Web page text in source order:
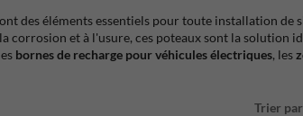
des éléments essentiels pour toute installation de
corrosion et à l'usure, ces poteaux sont la solution
bornes de recharge pour véhicules électriques, les
Trier